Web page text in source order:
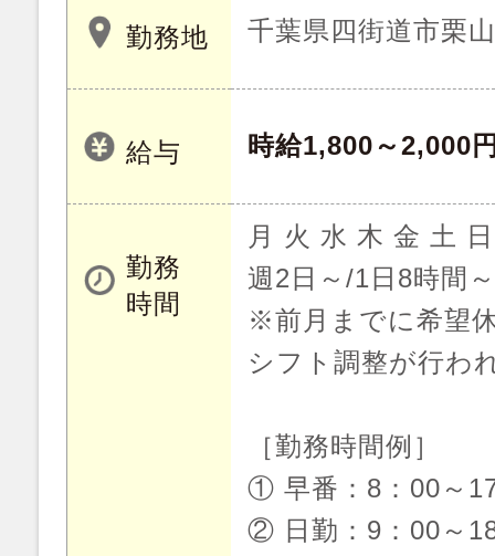
勤務地 千葉県四街道市栗山
給与 時給1,800～2,000
勤務
時間
月 火 水 木 金 土 日
週2日～/1日8時間
※前月までに希望
シフト調整が行わ
［勤務時間例］
① 早番：8：00～
② 日勤：9：00～